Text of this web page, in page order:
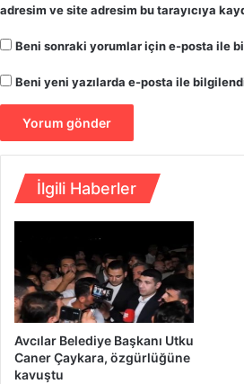
ı
a
a
l
i
r
i
adresim ve site adresim bu tarayıcıya
Beni sonraki yorumlar için e-posta ile
Beni yeni yazılarda e-posta ile
İlgili Haberler
Avcılar Belediye Başkanı Utku
Caner Çaykara, özgürlüğüne
kavuştu